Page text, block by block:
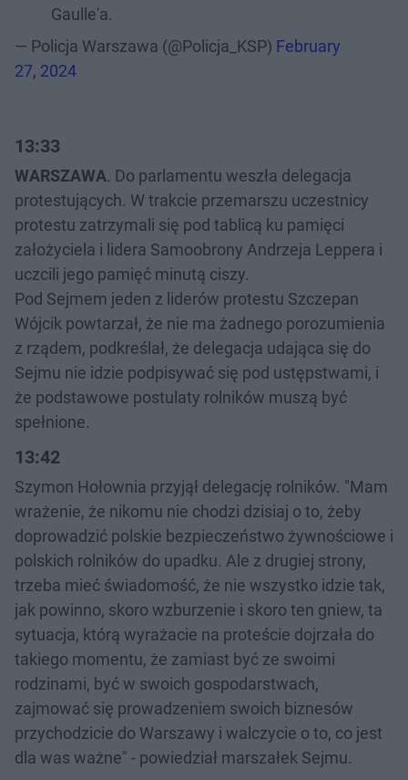
Gaulle'a.
— Policja Warszawa (@Policja_KSP) February
27, 2024
13:33
WARSZAWA. Do parlamentu weszła delegacja
protestujących. W trakcie przemarszu uczestnicy
protestu zatrzymali się pod tablicą ku pamięci
założyciela i lidera Samoobrony Andrzeja Leppera i
uczcili jego pamięć minutą ciszy.
Pod Sejmem jeden z liderów protestu Szczepan
Wójcik powtarzał, że nie ma żadnego porozumienia
z rządem, podkreślał, że delegacja udająca się do
Sejmu nie idzie podpisywać się pod ustępstwami, i
że podstawowe postulaty rolników muszą być
spełnione.
13:42
Szymon Hołownia przyjął delegację rolników. "Mam
wrażenie, że nikomu nie chodzi dzisiaj o to, żeby
doprowadzić polskie bezpieczeństwo żywnościowe i
polskich rolników do upadku. Ale z drugiej strony,
trzeba mieć świadomość, że nie wszystko idzie tak,
jak powinno, skoro wzburzenie i skoro ten gniew, ta
sytuacja, którą wyrażacie na proteście dojrzała do
takiego momentu, że zamiast być ze swoimi
rodzinami, być w swoich gospodarstwach,
zajmować się prowadzeniem swoich biznesów
przychodzicie do Warszawy i walczycie o to, co jest
dla was ważne" - powiedział marszałek Sejmu.